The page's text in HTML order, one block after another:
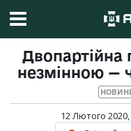
Двопартійна
незмінною —
12 Лютого 2020,